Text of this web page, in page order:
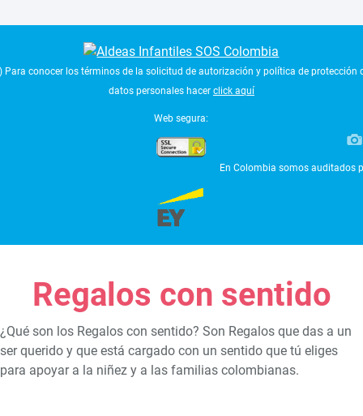
Para conocer los términos de la solicitud de autorización y política de protección
datos personales hacer click aquí
Web segura:
En Colombia somos auditados
Regalos con sentido
¿Qué son los Regalos con sentido? Son Regalos que das a un
ser querido y que está cargado con un sentido que tú eliges
para apoyar a la niñez y a las familias colombianas.